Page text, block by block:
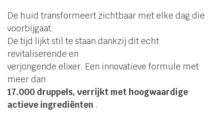
De huid transformeert zichtbaar met elke dag die
voorbijgaat.
De tijd lijkt stil te staan ​​dankzij dit echt
revitaliserende en
verjongende elixer. Een innovatieve formule met
meer dan
17.000 druppels, verrijkt met hoogwaardige
actieve ingrediënten .